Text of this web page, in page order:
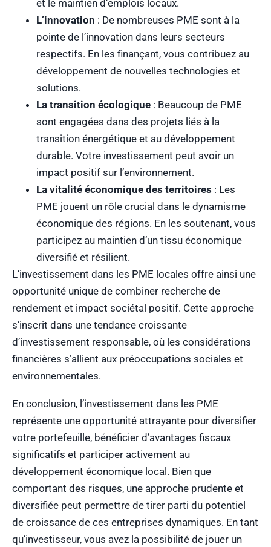
et le maintien d’emplois locaux.
L’innovation : De nombreuses PME sont à la
pointe de l’innovation dans leurs secteurs
respectifs. En les finançant, vous contribuez au
développement de nouvelles technologies et
solutions.
La transition écologique : Beaucoup de PME
sont engagées dans des projets liés à la
transition énergétique et au développement
durable. Votre investissement peut avoir un
impact positif sur l’environnement.
La vitalité économique des territoires : Les
PME jouent un rôle crucial dans le dynamisme
économique des régions. En les soutenant, vous
participez au maintien d’un tissu économique
diversifié et résilient.
L’investissement dans les PME locales offre ainsi une
opportunité unique de combiner recherche de
rendement et impact sociétal positif. Cette approche
s’inscrit dans une tendance croissante
d’investissement responsable, où les considérations
financières s’allient aux préoccupations sociales et
environnementales.
En conclusion, l’investissement dans les PME
représente une opportunité attrayante pour diversifier
votre portefeuille, bénéficier d’avantages fiscaux
significatifs et participer activement au
développement économique local. Bien que
comportant des risques, une approche prudente et
diversifiée peut permettre de tirer parti du potentiel
de croissance de ces entreprises dynamiques. En tant
qu’investisseur, vous avez la possibilité de jouer un